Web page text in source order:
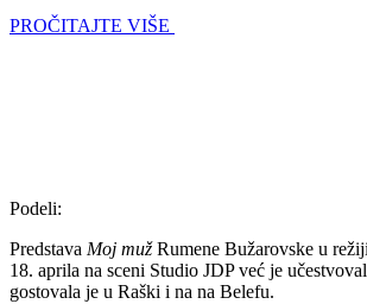
PROČITAJTE VIŠE
Podeli:
Predstava Moj mužRumene Bužarovske u
18. aprila na sceni Studio JDP već je
gostovala je u Raški i na na Belefu.